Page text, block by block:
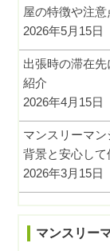
屋の特徴や注意
2026年5月15日
出張時の滞在
紹介
2026年4月15日
マンスリーマ
背景と安心して
2026年3月15日
マンスリー